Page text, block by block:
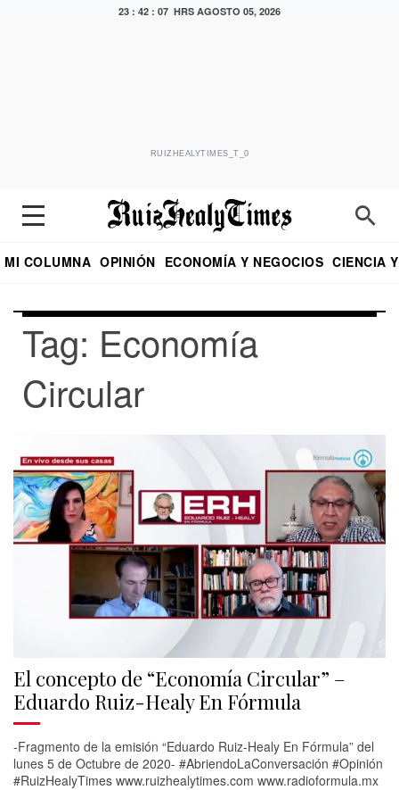
23 : 42 : 07 HRS AGOSTO 05, 2026
RUIZHEALYTIMES_T_0
MI COLUMNA OPINIÓN ECONOMÍA Y NEGOCIOS CIENCIA
Tag: Economía
Circular
El concepto de “Economía Circular” –
Eduardo Ruiz-Healy En Fórmula
-Fragmento de la emisión “Eduardo Ruiz-Healy En Fórmula” del
lunes 5 de Octubre de 2020- #AbriendoLaConversación #Opinión
#RuizHealyTimes www.ruizhealytimes.com www.radioformula.mx